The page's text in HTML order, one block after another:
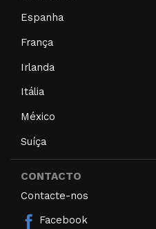
Espanha
França
Irlanda
Itália
México
Suíça
CONTACTO
Contacte-nos
Facebook